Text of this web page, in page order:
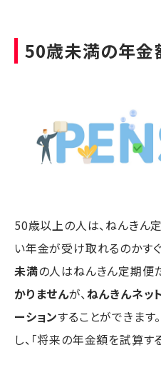
50歳未満の年金
50歳以上の人は、ねんきん
い年金が受け取れるのかすぐ
未満の人はねんきん定期便
かりませんが、ねんきんネッ
ーションすることができます
し、「将来の年金額を試算す